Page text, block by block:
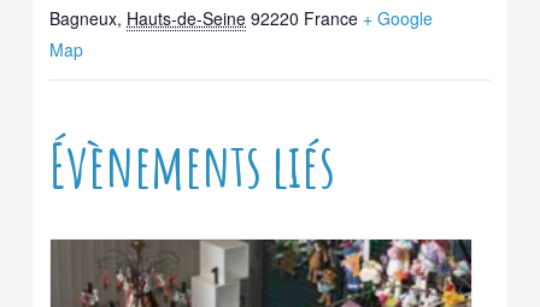
Bagneux, Hauts-de-Seine 92220 France + Google
Map
Évènements liés